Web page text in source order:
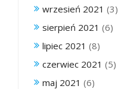
wrzesień 2021 (3)
sierpień 2021 (6)
lipiec 2021 (8)
czerwiec 2021 (5)
maj 2021 (6)